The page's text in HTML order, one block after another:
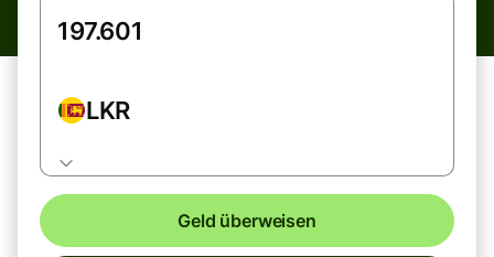
LKR
Geld überweisen